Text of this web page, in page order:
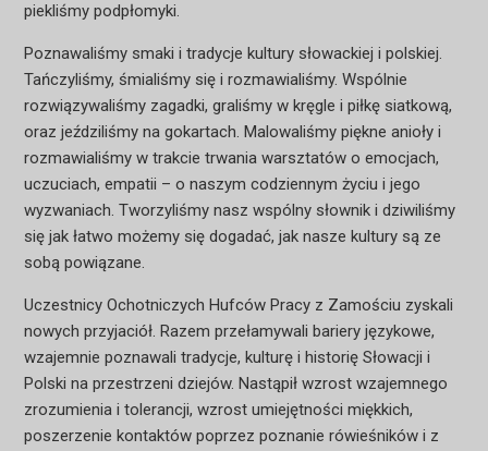
piekliśmy podpłomyki.
Poznawaliśmy smaki i tradycje kultury słowackiej i polskiej.
Tańczyliśmy, śmialiśmy się i rozmawialiśmy. Wspólnie
rozwiązywaliśmy zagadki, graliśmy w kręgle i piłkę siatkową,
oraz jeździliśmy na gokartach. Malowaliśmy piękne anioły i
rozmawialiśmy w trakcie trwania warsztatów o emocjach,
uczuciach, empatii – o naszym codziennym życiu i jego
wyzwaniach. Tworzyliśmy nasz wspólny słownik i dziwiliśmy
się jak łatwo możemy się dogadać, jak nasze kultury są ze
sobą powiązane.
Uczestnicy Ochotniczych Hufców Pracy z Zamościu zyskali
nowych przyjaciół. Razem przełamywali bariery językowe,
wzajemnie poznawali tradycje, kulturę i historię Słowacji i
Polski na przestrzeni dziejów. Nastąpił wzrost wzajemnego
zrozumienia i tolerancji, wzrost umiejętności miękkich,
poszerzenie kontaktów poprzez poznanie rówieśników i z